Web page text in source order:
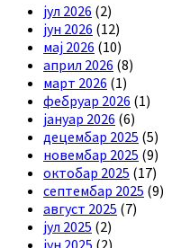
јул 2026 (2)
јун 2026 (12)
мај 2026 (10)
април 2026 (8)
март 2026 (1)
фебруар 2026 (1)
јануар 2026 (6)
децембар 2025 (5)
новембар 2025 (9)
октобар 2025 (17)
септембар 2025 (9)
август 2025 (7)
јул 2025 (2)
јун 2025 (2)